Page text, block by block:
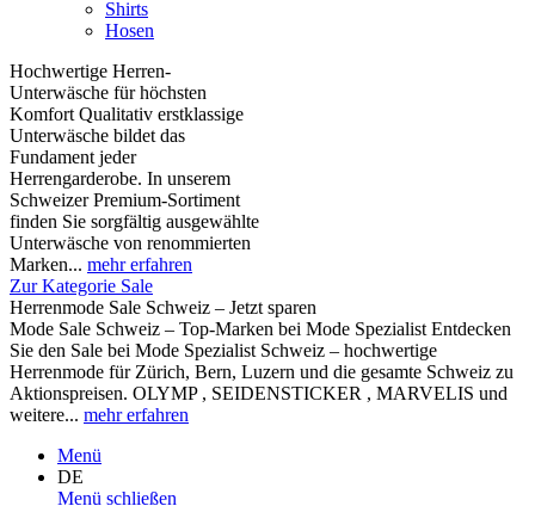
Shirts
Hosen
Hochwertige Herren-
Unterwäsche für höchsten
Komfort Qualitativ erstklassige
Unterwäsche bildet das
Fundament jeder
Herrengarderobe. In unserem
Schweizer Premium-Sortiment
finden Sie sorgfältig ausgewählte
Unterwäsche von renommierten
Marken... mehr erfahren
Zur Kategorie Sale
Herrenmode Sale Schweiz – Jetzt sparen
Mode Sale Schweiz – Top-Marken bei Mode Spezialist Entdecken
Sie den Sale bei Mode Spezialist Schweiz – hochwertige
Herrenmode für Zürich, Bern, Luzern und die gesamte Schweiz zu
Aktionspreisen. OLYMP , SEIDENSTICKER , MARVELIS und
weitere... mehr erfahren
Menü
DE
Menü schließen